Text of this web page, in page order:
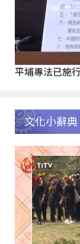
平埔專法已施
文化小辭典